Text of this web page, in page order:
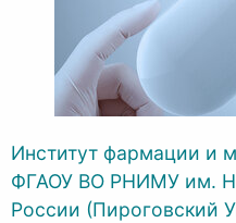
Институт фармации и
ФГАОУ ВО РНИМУ им. Н
России (Пироговский